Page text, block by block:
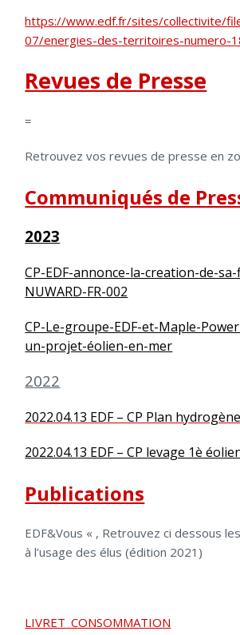
https://www.edf.fr/sites/collectivite/
07/energies-des-territoires-numero-
Revues de Presse
=
Retrouvez vos revues de presse en
Communiqués de
2023
CP-EDF-annonce-la-creation-de-
NUWARD-FR-002
CP-Le-groupe-EDF-et-Maple-
un-projet-éolien-en-mer
2022
2022.04.13 EDF – CP Plan hydrogène
2022.04.13 EDF – CP levage 1è
Publications
EDF&Vous « , Retrouvez ci dessous
à l’usage des élus (édition 2021)
LIVRET_CONSOMMATION